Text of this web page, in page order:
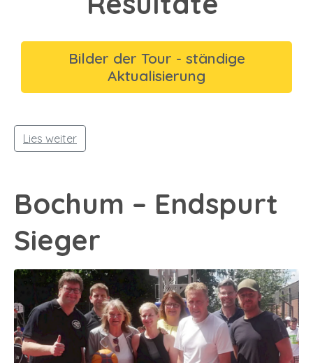
Bilder der Tour - ständige
Aktualisierung
Lies weiter
Bochum – Endspurt
Sieger